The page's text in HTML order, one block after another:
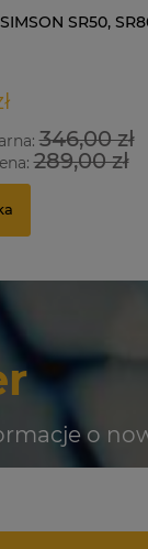
SR50,
346,00 zł
289,00 zł
o